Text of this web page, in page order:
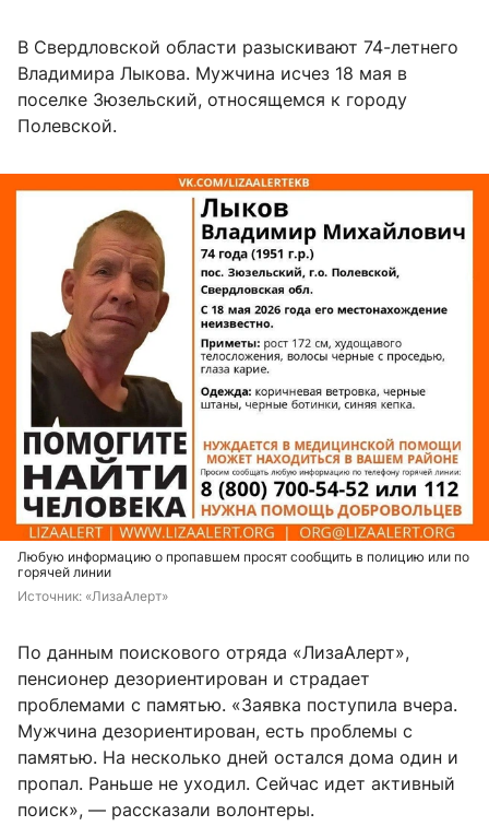
В Свердловской области разыскивают 74-летнего
Владимира Лыкова. Мужчина исчез 18 мая в
поселке Зюзельский, относящемся к городу
Полевской.
Любую информацию о пропавшем просят сообщить в полицию или по
горячей линии
Источник: «ЛизаАлерт»
По данным поискового отряда «ЛизаАлерт»,
пенсионер дезориентирован и страдает
проблемами с памятью. «Заявка поступила вчера.
Мужчина дезориентирован, есть проблемы с
памятью. На несколько дней остался дома один и
пропал. Раньше не уходил. Сейчас идет активный
поиск», — рассказали волонтеры.